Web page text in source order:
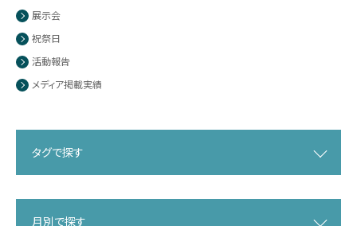
展示会
祝祭日
活動報告
メディア掲載実績
タグで探す
月別で探す